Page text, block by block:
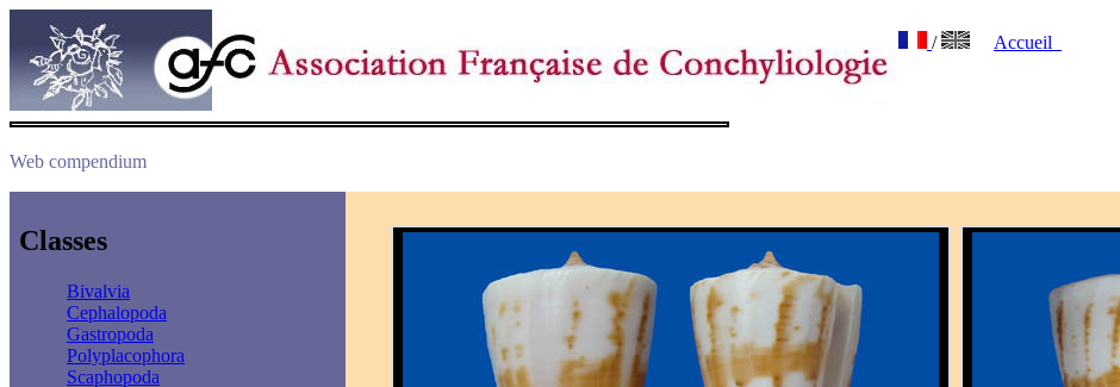
/ Accueil
Web compendium
Classes
Bivalvia
Cephalopoda
Gastropoda
Polyplacophora
Scaphopoda